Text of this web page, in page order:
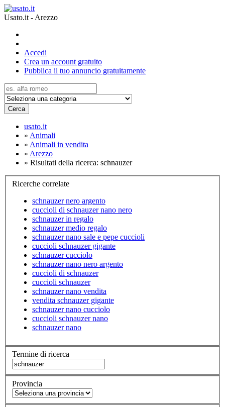
Usato.it - Arezzo
Accedi
Crea un account gratuito
Pubblica il tuo annuncio gratuitamente
Cerca
usato.it
» Animali
» Animali in vendita
» Arezzo
» Risultati della ricerca: schnauzer
Ricerche correlate
schnauzer nero argento
cuccioli di schnauzer nano nero
schnauzer in regalo
schnauzer medio regalo
schnauzer nano sale e pepe cuccioli
cuccioli schnauzer gigante
schnauzer cucciolo
schnauzer nano nero argento
cuccioli di schnauzer
cuccioli schnauzer
schnauzer nano vendita
vendita schnauzer gigante
schnauzer nano cucciolo
cuccioli schnauzer nano
schnauzer nano
Termine di ricerca
Provincia